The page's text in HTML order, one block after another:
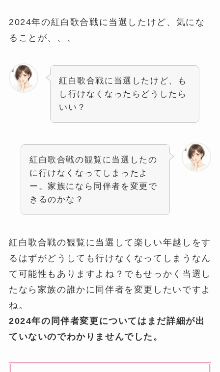
2024年の紅白歌合戦に当選したけど、気にな
ることが、、、
紅白歌合戦に当選したけど、も
し行けなくなったらどうしたら
いい？
紅白歌合戦の観覧に当選したの
に行けなくなってしまったよ
ー。家族になら同伴者を変更で
きるのかな？
紅白歌合戦の観覧に当選して楽しい年越しをす
るはずがどうしても行けなくなってしまうなん
て可能性もありますよね？でもせっかく当選し
たなら家族の誰かに同伴者を変更したいですよ
ね。
2024年の同伴者変更についてはまだ詳細が出
ていないのでわかりませんでした。